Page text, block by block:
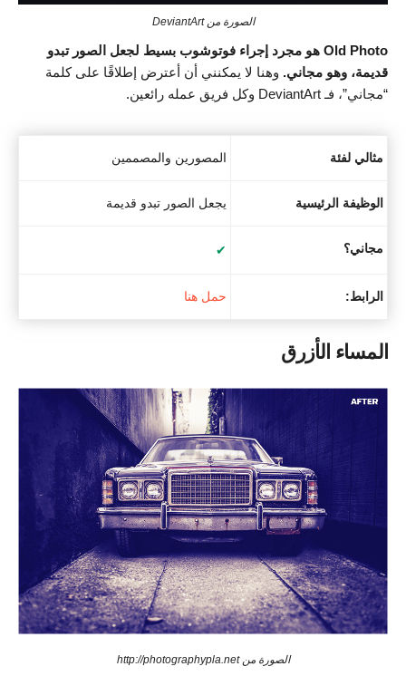
الصورة من DeviantArt
Old Photo هو مجرد إجراء فوتوشوب بسيط لجعل الصور تبدو
قديمة، وهو مجاني. وهنا لا يمكنني أن أعترض إطلاقًا على كلمة
“مجاني”، فـ DeviantArt وكل فريق عمله رائعين.
مثالي لفئة المصورين والمصممين
الوظيفة الرئيسية يجعل الصور تبدو قديمة
مجاني؟ ✔
الرابط: حمل هنا
المساء الأزرق
الصورة من http://photographypla.net